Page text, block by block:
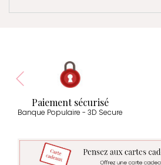
Paiement sécurisé
Banque Populaire - 3D Secure